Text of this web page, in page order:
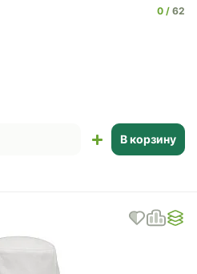
0
62
В корзину